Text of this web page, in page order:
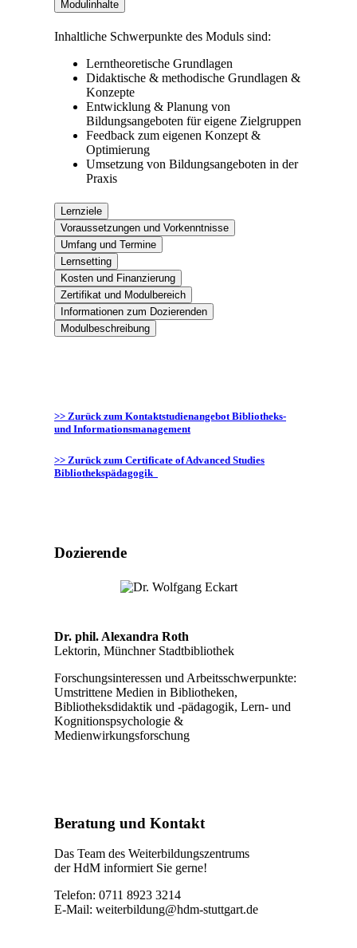
Modulinhalte
Inhaltliche Schwerpunkte des Moduls sind:
Lerntheoretische Grundlagen
Didaktische & methodische Grundlagen &
Konzepte
Entwicklung & Planung von
Bildungsangeboten für eigene Zielgruppen
Feedback zum eigenen Konzept &
Optimierung
Umsetzung von Bildungsangeboten in der
Praxis
Lernziele
Voraussetzungen und Vorkenntnisse
Umfang und Termine
Lernsetting
Kosten und Finanzierung
Zertifikat und Modulbereich
Informationen zum Dozierenden
Modulbeschreibung
>> Zurück zum Kontaktstudienangebot Bibliotheks-
und Informationsmanagement
>> Zurück zum Certificate of Advanced Studies
Bibliothekspädagogik
Dozierende
Dr. phil. Alexandra Roth
Lektorin, Münchner Stadtbibliothek
Forschungsinteressen und Arbeitsschwerpunkte:
Umstrittene Medien in Bibliotheken,
Bibliotheksdidaktik und -pädagogik, Lern- und
Kognitionspsychologie &
Medienwirkungsforschung
Beratung und Kontakt
Das Team des Weiterbildungszentrums
der HdM informiert Sie gerne!
Telefon: 0711 8923 3214
E-Mail: weiterbildung@hdm-stuttgart.de